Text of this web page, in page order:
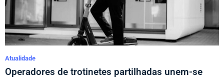
Atualidade
Operadores de trotinetes partilhadas unem-se